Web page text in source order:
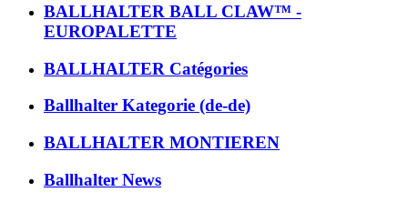
BALLHALTER BALL CLAW™ -
EUROPALETTE
BALLHALTER Catégories
Ballhalter Kategorie (de-de)
BALLHALTER MONTIEREN
Ballhalter News